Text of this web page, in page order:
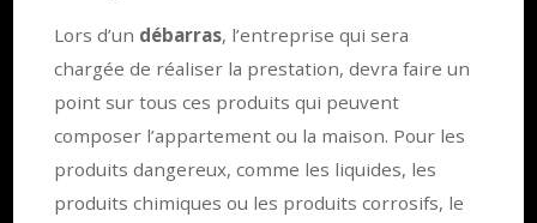
Lors d’un débarras, l’entreprise qui sera
chargée de réaliser la prestation, devra faire un
point sur tous ces produits qui peuvent
composer l’appartement ou la maison. Pour les
produits dangereux, comme les liquides, les
produits chimiques ou les produits corrosifs, le